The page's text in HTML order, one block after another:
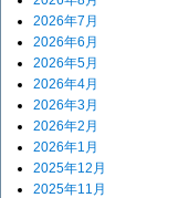
2026年7月
2026年6月
2026年5月
2026年4月
2026年3月
2026年2月
2026年1月
2025年12月
2025年11月